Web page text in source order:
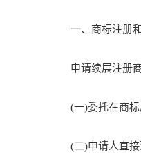
一、商标注册和
申请续展注册商
(一)委托在商标
(二)申请人直接